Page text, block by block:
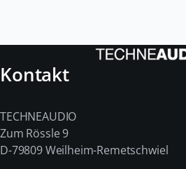
Kontakt
TECHNEAUDIO
Zum Rössle 9
D-79809 Weilheim-Remetschwiel